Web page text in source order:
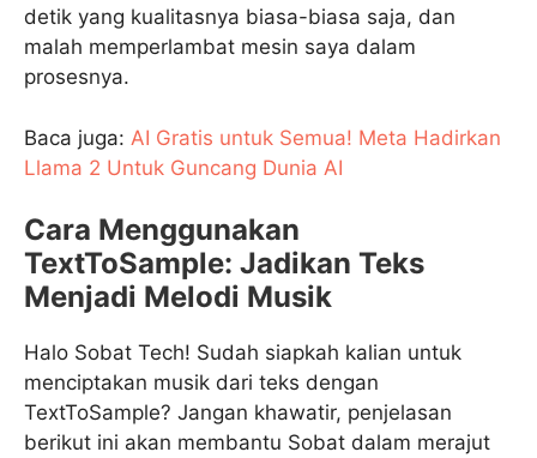
detik yang kualitasnya biasa-biasa saja, dan
malah memperlambat mesin saya dalam
prosesnya.
Baca juga: AI Gratis untuk Semua! Meta Hadirkan
Llama 2 Untuk Guncang Dunia AI
Cara Menggunakan
TextToSample: Jadikan Teks
Menjadi Melodi Musik
Halo Sobat Tech! Sudah siapkah kalian untuk
menciptakan musik dari teks dengan
TextToSample? Jangan khawatir, penjelasan
berikut ini akan membantu Sobat dalam merajut